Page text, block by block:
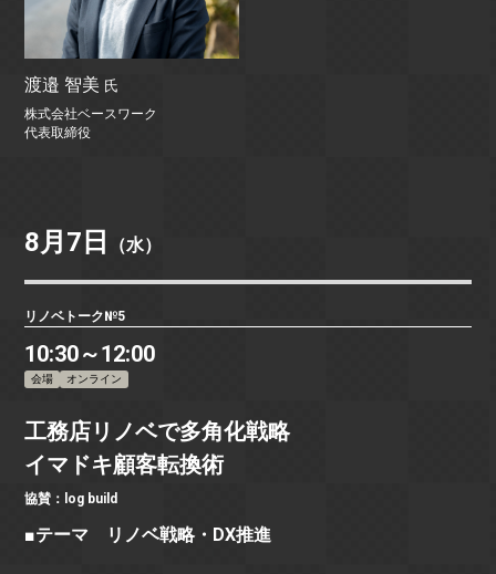
渡邉 智美 氏
株式会社ベースワーク
代表取締役
8月7日 （水）
リノベトーク№5
10:30～12:00
会場 オンライン
工務店リノベで多角化戦略
イマドキ顧客転換術
協賛：log build
■テーマ リノベ戦略・DX推進